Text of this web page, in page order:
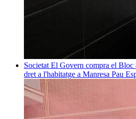
Societat El Govern compra el Bloc
dret a l'habitatge a Manresa Pau